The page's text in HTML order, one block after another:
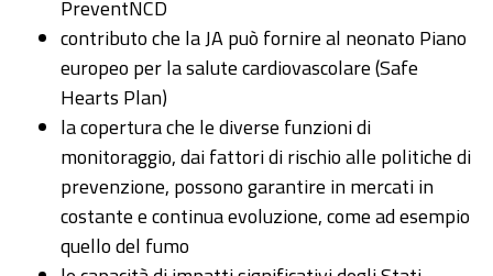
PreventNCD
contributo che la JA può fornire al neonato Piano
europeo per la salute cardiovascolare (Safe
Hearts Plan)
la copertura che le diverse funzioni di
monitoraggio, dai fattori di rischio alle politiche di
prevenzione, possono garantire in mercati in
costante e continua evoluzione, come ad esempio
quello del fumo